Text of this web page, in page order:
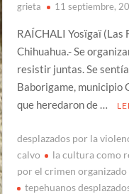
grieta 11 septiembre,
RAÍCHALI Yosïgaï (Las
Chihuahua.- Se
resistir juntas. Se
Baborigame, municipio
que heredaron de …
desplazados por la
calvo
la cultura como
por el crimen organizado
tepehuanos